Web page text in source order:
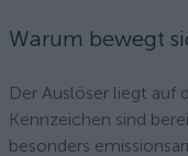
Warum bewegt
Der Auslöser liegt auf
Kennzeichen sind
besonders